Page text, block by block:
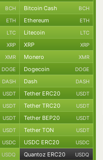
BCH Bitcoin Cash BCH
ETH Ethereum ETH
LTC Litecoin LTC
XRP XRP XRP
XMR Monero XMR
DOGE Dogecoin DOGE
DASH Dash DASH
USDT Tether ERC20 USDT
USDT Tether TRC20 USDT
USDT Tether BEP20 USDT
USDT Tether TON USDT
USDC USDC ERC20 USDC
USDQ Quantoz ERC20 USDQ